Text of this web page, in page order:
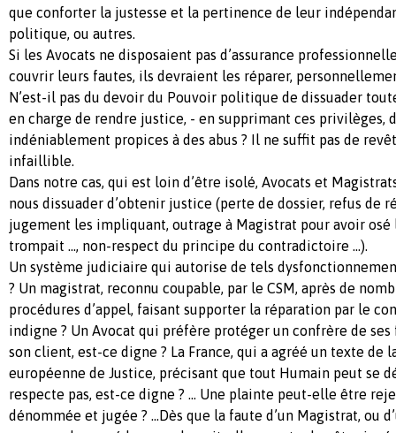
que conforter la justesse et la pertinence de leur
politique, ou autres.
Si les Avocats ne disposaient pas d’assurance
couvrir leurs fautes, ils devraient les réparer,
N’est-il pas du devoir du Pouvoir politique de dissuader
en charge de rendre justice, - en supprimant ces privilèges,
indéniablement propices à des abus ? Il ne suffit pas de
infaillible.
Dans notre cas, qui est loin d’être isolé, Avocats et
nous dissuader d’obtenir justice (perte de dossier, refus de
jugement les impliquant, outrage à Magistrat pour avoir osé
trompait …, non-respect du principe du contradictoire …).
Un système judiciaire qui autorise de tels
? Un magistrat, reconnu coupable, par le CSM, après de
procédures d’appel, faisant supporter la réparation par le
indigne ? Un Avocat qui préfère protéger un confrère de
son client, est-ce digne ? La France, qui a agréé un texte de
européenne de Justice, précisant que tout Humain peut se
respecte pas, est-ce digne ? … Une plainte peut-elle être
dénommée et jugée ? …Dès que la faute d’un Magistrat, ou